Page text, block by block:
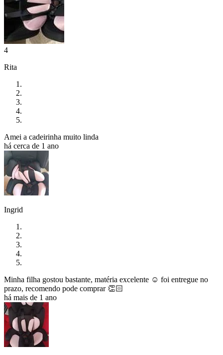
4
Rita
Amei a cadeirinha muito linda
há cerca de 1 ano
Ingrid
Minha filha gostou bastante, matéria excelente ☺️ foi entregue no
prazo, recomendo pode comprar 👏🏻
há mais de 1 ano